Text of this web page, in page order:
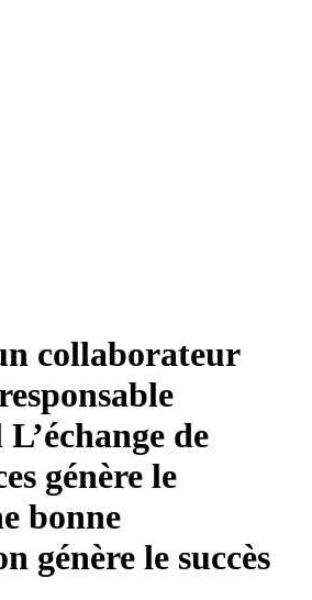
collaborateur
L’échange de
génère le
bonne
génère le succès